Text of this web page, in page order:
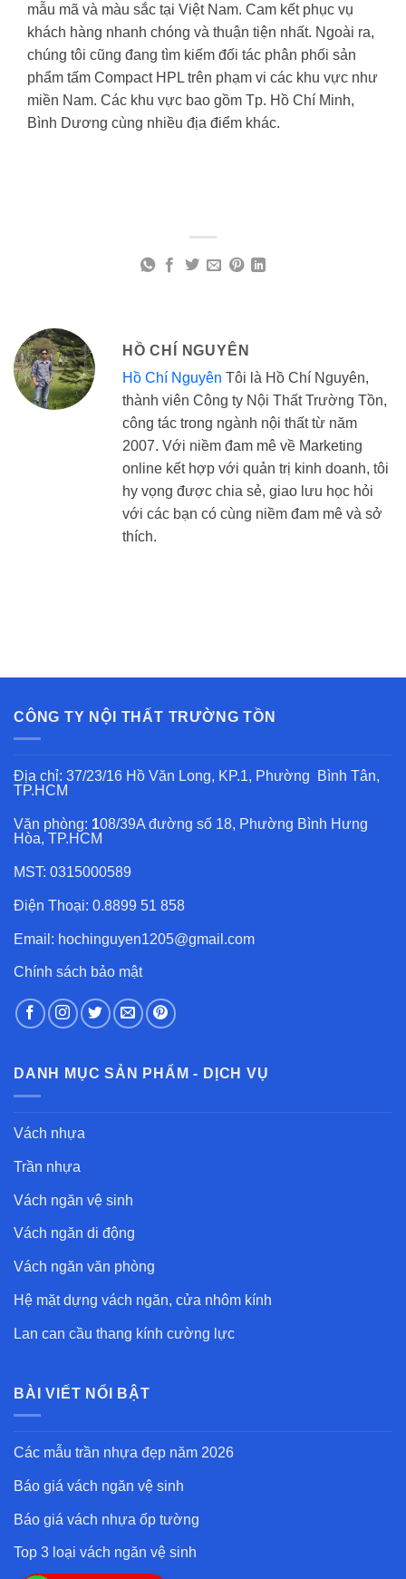
mẫu mã và màu sắc tại Việt Nam. Cam kết phục vụ
khách hàng nhanh chóng và thuận tiện nhất. Ngoài ra,
chúng tôi cũng đang tìm kiếm đối tác phân phối sản
phẩm tấm Compact HPL trên phạm vi các khu vực như
miền Nam. Các khu vực bao gồm Tp. Hồ Chí Minh,
Bình Dương cùng nhiều địa điểm khác.
HỒ CHÍ NGUYÊN
Hồ Chí Nguyên Tôi là Hồ Chí Nguyên,
thành viên Công ty Nội Thất Trường Tồn,
công tác trong ngành nội thất từ năm
2007. Với niềm đam mê về Marketing
online kết hợp với quản trị kinh doanh, tôi
hy vọng được chia sẻ, giao lưu học hỏi
với các bạn có cùng niềm đam mê và sở
thích.
CÔNG TY NỘI THẤT TRƯỜNG TỒN
Địa chỉ: 37/23/16 Hồ Văn Long, KP.1, Phường Bình Tân,
TP.HCM
Văn phòng: 108/39A đường số 18, Phường Bình Hưng
Hòa, TP.HCM
MST: 0315000589
Điện Thoại: 0.8899 51 858
Email: hochinguyen1205@gmail.com
Chính sách bảo mật
DANH MỤC SẢN PHẨM - DỊCH VỤ
Vách nhựa
Trần nhựa
Vách ngăn vệ sinh
Vách ngăn di động
Vách ngăn văn phòng
Hệ mặt dựng vách ngăn, cửa nhôm kính
Lan can cầu thang kính cường lực
BÀI VIẾT NỔI BẬT
Các mẫu trần nhựa đẹp năm 2026
Báo giá vách ngăn vệ sinh
Báo giá vách nhựa ốp tường
Top 3 loại vách ngăn vệ sinh